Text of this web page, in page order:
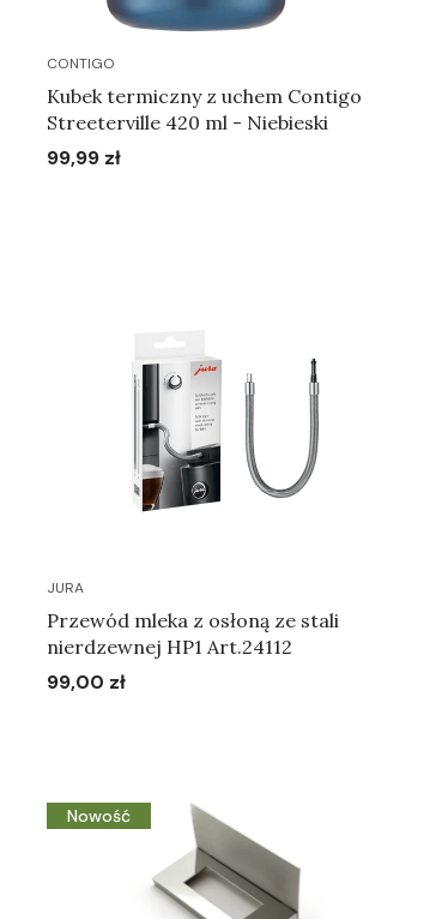
CONTIGO
Kubek termiczny z uchem Contigo
Streeterville 420 ml - Niebieski
Cena
99,99 zł
JURA
Przewód mleka z osłoną ze stali
nierdzewnej HP1 Art.24112
Cena
99,00 zł
Nowość